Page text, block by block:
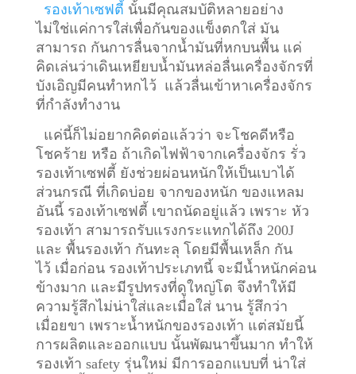
รองเท้าเซฟตี้ นั้นมีคุณสมบัติหลายอย่าง
ไม่ใช่แค่การใส่เพื่อกันของแข็งตกใส่ มัน
สามารถ กันการลื่นจากน้ำมันที่หกบนพื้น แค่
คิดเล่นว่าเดินเหยียบน้ำมันหล่อลื่นเครื่องจักรที่
บังเอิญมีคนทำหกไว้ แล้วลื่นเข้าหาเครื่องจักร
ที่กำลังทำงาน
แค่นี้ก็ไม่อยากคิดต่อแล้วว่า จะโชคดีหรือ
โชคร้าย หรือ ถ้าเกิดไฟฟ้าจากเครื่องจักร รั่ว
รองเท้าเซฟตี้ ยังช่วยผ่อนหนักให้เป็นเบาได้
ส่วนกรณี ที่เกิดบ่อย จากของหนัก ของแหลม
อันนี้ รองเท้าเซฟตี้ เขาถนัดอยู่แล้ว เพราะ หัว
รองเท้า สามารถรับแรงกระแทกได้ถึง 200J
และ พื้นรองเท้า กันทะลุ โดยมีพื้นเหล็ก กัน
ไว้ เมื่อก่อน รองเท้าประเภทนี้ จะมีน้ำหนักค่อน
ข้างมาก และมีรูปทรงที่ดูใหญ่โต จึงทำให้มี
ความรู้สึกไม่น่าใส่และเมื่อใส่ นาน รู้สึกว่า
เมื่อยขา เพราะน้ำหนักของรองเท้า แต่สมัยนี้
การผลิตและออกแบบ นั้นพัฒนาขึ้นมาก ทำให้
รองเท้า safety รุ่นใหม่ มีการออกแบบที่ น่าใส่